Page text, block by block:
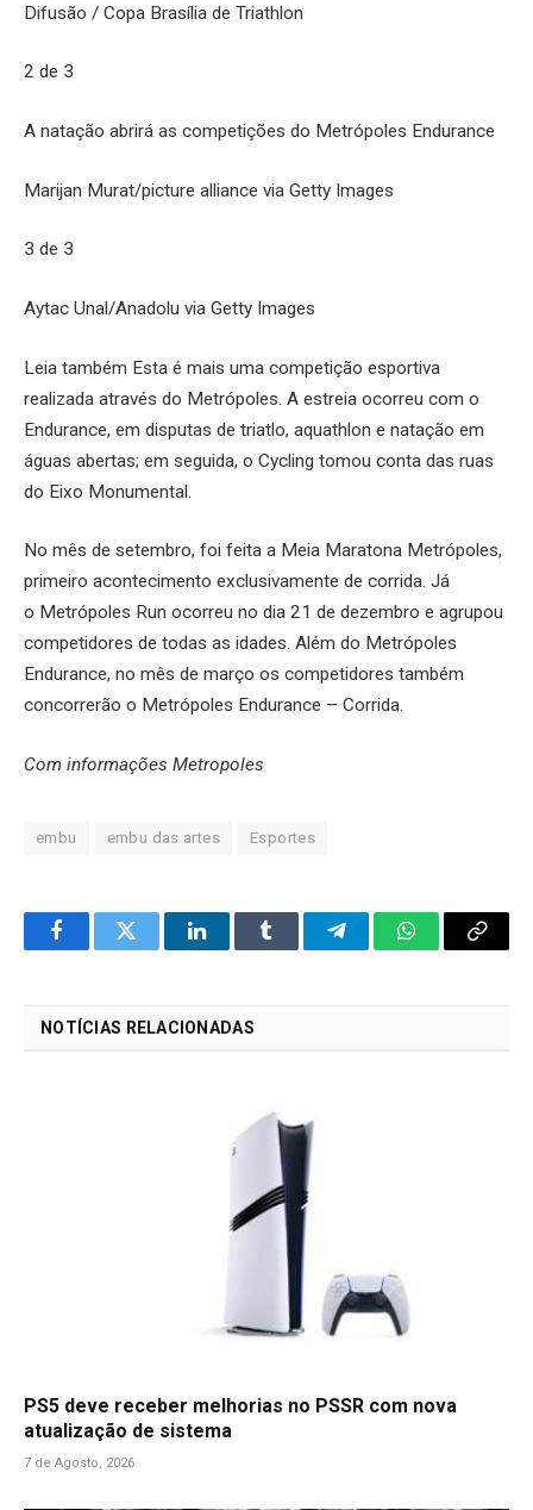
Difusão / Copa Brasília de Triathlon
2 de 3
A natação abrirá as competições do Metrópoles Endurance
Marijan Murat/picture alliance via Getty Images
3 de 3
Aytac Unal/Anadolu via Getty Images
Leia também Esta é mais uma competição esportiva
realizada através do Metrópoles. A estreia ocorreu com o
Endurance, em disputas de triatlo, aquathlon e natação em
águas abertas; em seguida, o Cycling tomou conta das ruas
do Eixo Monumental.
No mês de setembro, foi feita a Meia Maratona Metrópoles,
primeiro acontecimento exclusivamente de corrida. Já
o Metrópoles Run ocorreu no dia 21 de dezembro e agrupou
competidores de todas as idades. Além do Metrópoles
Endurance, no mês de março os competidores também
concorrerão o Metrópoles Endurance – Corrida.
Com informações Metropoles
embu embu das artes Esportes
FacebookTwitter LinkedInTumblr TelegramWhatsApp
Copy
NOTÍCIAS RELACIONADAS
PS5 deve receber melhorias no PSSR com nova
atualização de sistema
7 de Agosto, 2026